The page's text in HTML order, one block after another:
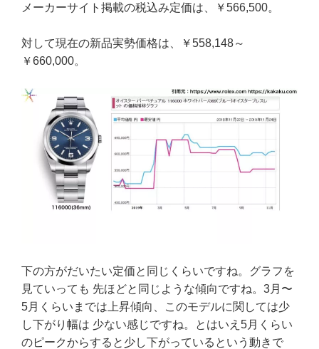
メーカーサイト掲載の税込み定価は、￥566,500。
対して現在の新品実勢価格は、￥558,148～
￥660,000。
下の方がだいたい定価と同じくらいですね。グラフを
見ていっても 先ほどと同じような傾向ですね。3月〜
5月くらいまでは上昇傾向、このモデルに関しては少
し下がり幅は 少ない感じですね。とはいえ5月くらい
のピークからすると少し下がっているという動きで